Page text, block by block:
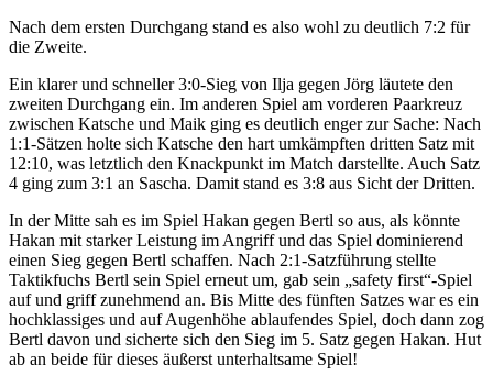
Nach dem ersten Durchgang stand es also wohl zu deutlich 7:2 für
die Zweite.
Ein klarer und schneller 3:0-Sieg von Ilja gegen Jörg läutete den
zweiten Durchgang ein. Im anderen Spiel am vorderen Paarkreuz
zwischen Katsche und Maik ging es deutlich enger zur Sache: Nach
1:1-Sätzen holte sich Katsche den hart umkämpften dritten Satz mit
12:10, was letztlich den Knackpunkt im Match darstellte. Auch Satz
4 ging zum 3:1 an Sascha. Damit stand es 3:8 aus Sicht der Dritten.
In der Mitte sah es im Spiel Hakan gegen Bertl so aus, als könnte
Hakan mit starker Leistung im Angriff und das Spiel dominierend
einen Sieg gegen Bertl schaffen. Nach 2:1-Satzführung stellte
Taktikfuchs Bertl sein Spiel erneut um, gab sein „safety first“-Spiel
auf und griff zunehmend an. Bis Mitte des fünften Satzes war es ein
hochklassiges und auf Augenhöhe ablaufendes Spiel, doch dann zog
Bertl davon und sicherte sich den Sieg im 5. Satz gegen Hakan. Hut
ab an beide für dieses äußerst unterhaltsame Spiel!